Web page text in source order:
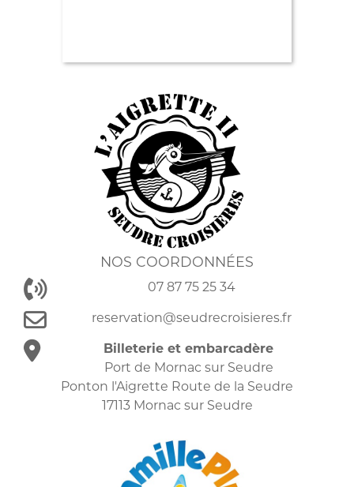
NOS COORDONNÉES
07 87 75 25 34
reservation@seudrecroisieres.fr
Billeterie et embarcadère
Port de Mornac sur Seudre
Ponton l'Aigrette Route de la Seudre
17113 Mornac sur Seudre